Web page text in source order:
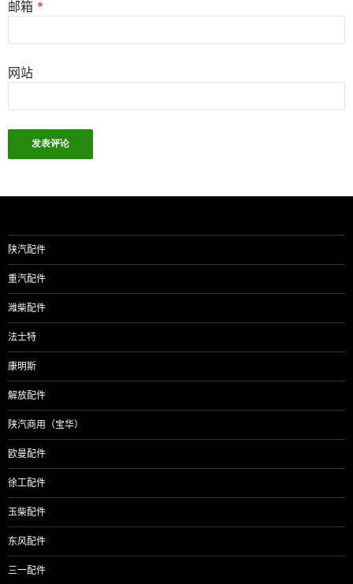
邮箱 *
网站
陕汽配件
重汽配件
潍柴配件
法士特
康明斯
解放配件
陕汽商用（宝华）
欧曼配件
徐工配件
玉柴配件
东风配件
三一配件